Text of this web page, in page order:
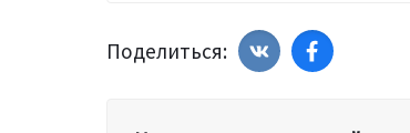
Поделиться: